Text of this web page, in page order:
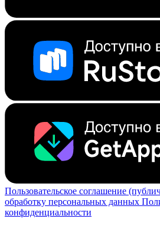
Пользовательское соглашение
обработку персональных данных
конфиденциальности